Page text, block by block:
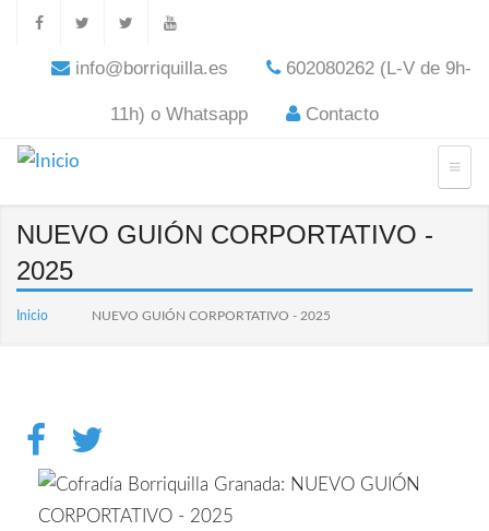
info@borriquilla.es 602080262 (L-V de 9h-
11h) o Whatsapp Contacto
NUEVO GUIÓN CORPORTATIVO -
2025
Inicio NUEVO GUIÓN CORPORTATIVO - 2025